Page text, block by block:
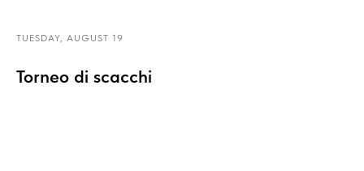
TUESDAY, AUGUST 19
Torneo di scacchi